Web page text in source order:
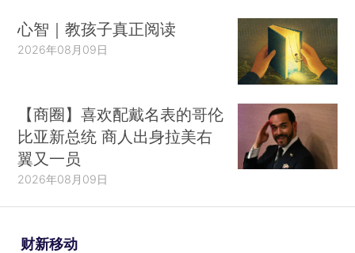
心智｜教孩子真正阅读
2026年08月09日
【商圈】喜欢配戴名表的哥伦
比亚新总统 商人出身拉美右
翼又一员
2026年08月09日
财新移动